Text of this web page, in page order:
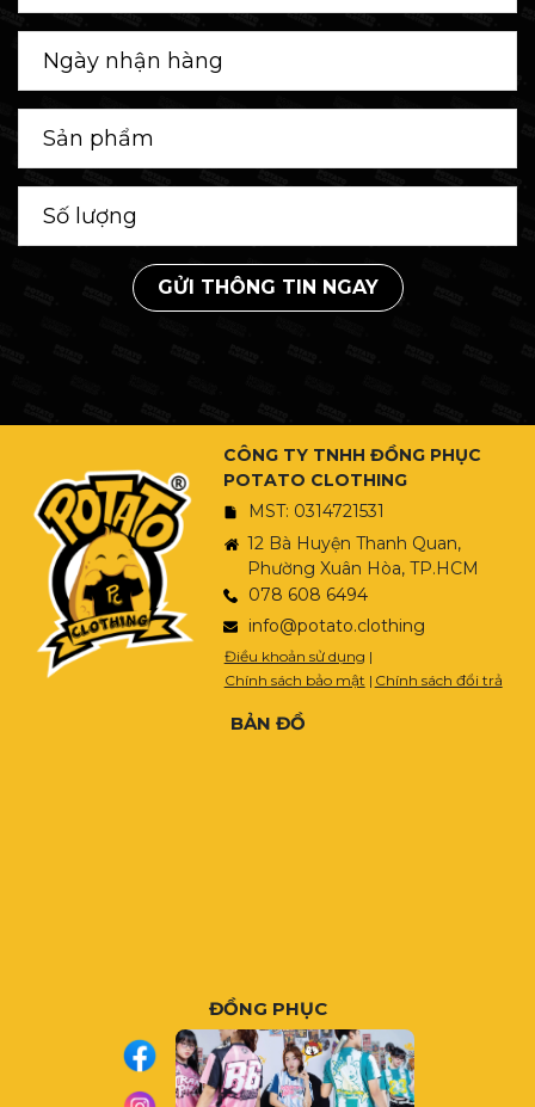
GỬI THÔNG TIN NGAY
CÔNG TY TNHH ĐỒNG PHỤC
POTATO CLOTHING
MST: 0314721531
12 Bà Huyện Thanh Quan,
Phường Xuân Hòa, TP.HCM
078 608 6494
info@potato.clothing
Điều khoản sử dụng |
Chính sách bảo mật | Chính sách đổi trả
BẢN ĐỒ
ĐỒNG PHỤC